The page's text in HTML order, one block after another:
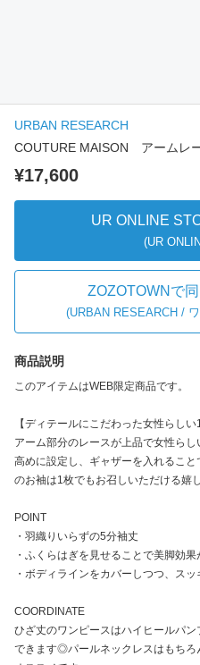
URBAN RESEARCH
COUTURE MAISON アームレ
¥17,600
UR ONLINE
(UR
ZOZOTOWNで
(URBAN RESEARCH /
商品説明
このアイテムはWEB限定商品です。
【ディテールにこだわった女性らしい1
アーム部分のレースが上品で女性ら
高めに設定し、ギャザーを入れるこ
のお袖は1枚でもお召しいただける嬉
POINT
・羽織りいらずの5分袖丈
・ふくらはぎを見せることで美脚効
・ボディラインをカバーしつつ、ス
COORDINATE
ひざ丈のワンピースはハイヒールパ
できます◎パールネックレスはもちろ